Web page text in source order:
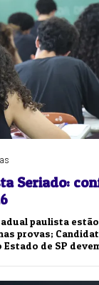
Seriado:
paulista
provas;
de SP